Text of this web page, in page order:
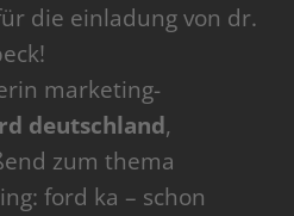
die einladung von dr.
marketing-
deutschland,
zum thema
ford ka – schon